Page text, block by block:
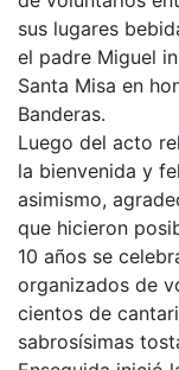
sus lugares
el padre Miguel
Santa Misa en
Banderas.
Luego del acto
la bienvenida y
asimismo,
que hicieron
10 años se
organizados de
cientos de
sabrosísimas